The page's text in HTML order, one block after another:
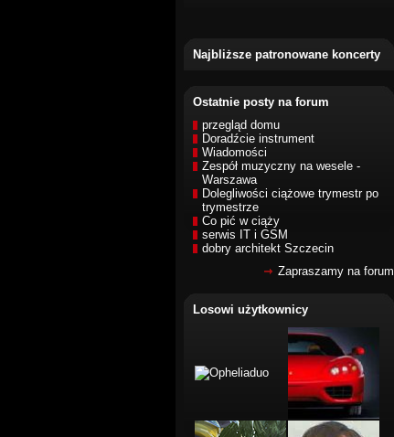
Najbliższe patronowane koncerty
Ostatnie posty na forum
przegląd domu
Doradźcie instrument
Wiadomości
Zespół muzyczny na wesele -
Warszawa
Dolegliwości ciążowe trymestr po
trymestrze
Co pić w ciąży
serwis IT i GSM
dobry architekt Szczecin
Zapraszamy na forum
Losowi użytkownicy